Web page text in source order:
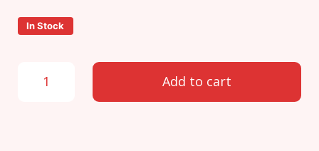
In Stock
Lemak Segar Lembu Tempatan (Local Beef Fat) quantity
Add to cart